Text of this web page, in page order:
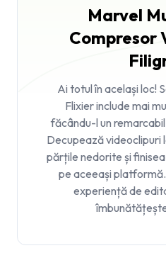
Marvel
Compresor
Ai totul în același loc!
Flixier include mai
făcându-l un remarcabil
Decupează videoclipuri
părțile nedorite și
pe aceeași
experiență de